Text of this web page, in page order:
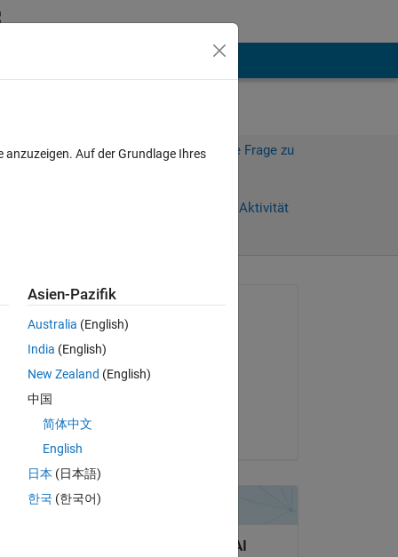
Melden Sie sich an, um diese Frage zu
Anmelden, um Aktivität
Massimo Savazzi
am 25 Aug. 2021
am 25 Aug. 2021
Auf der Grundlage Ihres
Asien-Pazifik
Australia (English)
India (English)
New Zealand (English)
中国
简体中文
English
日本 (日本語)
한국 (한국어)